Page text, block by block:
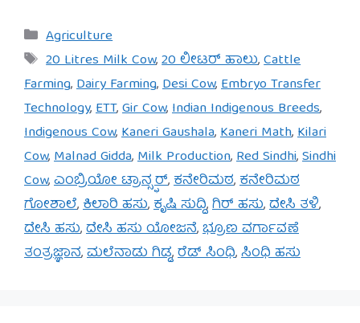
Categories
Agriculture
Tags
20 Litres Milk Cow,20 ಲೀಟರ್ ಹಾಲು,Cattle
Farming,Dairy Farming,Desi Cow,Embryo Transfer
Technology,ETT,Gir Cow,Indian Indigenous Breeds,
Indigenous Cow,Kaneri Gaushala,Kaneri Math,Kilari
Cow,Malnad Gidda,Milk Production,Red Sindhi,Sindhi
Cow,ಎಂಬ್ರಿಯೋ ಟ್ರಾನ್ಸ್ಫರ್,ಕನೇರಿಮಠ,ಕನೇರಿಮಠ
ಗೋಶಾಲೆ,ಕಿಲಾರಿ ಹಸು,ಕೃಷಿ ಸುದ್ದಿ,ಗಿರ್ ಹಸು,ದೇಸಿ ತಳಿ,
ದೇಸಿ ಹಸು,ದೇಸಿ ಹಸು ಯೋಜನೆ,ಭ್ರೂಣ ವರ್ಗಾವಣೆ
ತಂತ್ರಜ್ಞಾನ,ಮಲೆನಾಡು ಗಿಡ್ಡ,ರೆಡ್ ಸಿಂಧಿ,ಸಿಂಧಿ ಹಸು